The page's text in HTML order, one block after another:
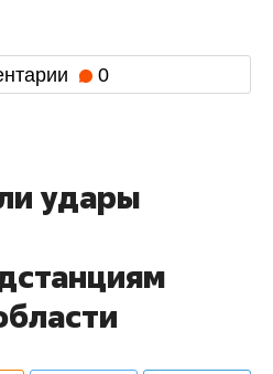
0
удары